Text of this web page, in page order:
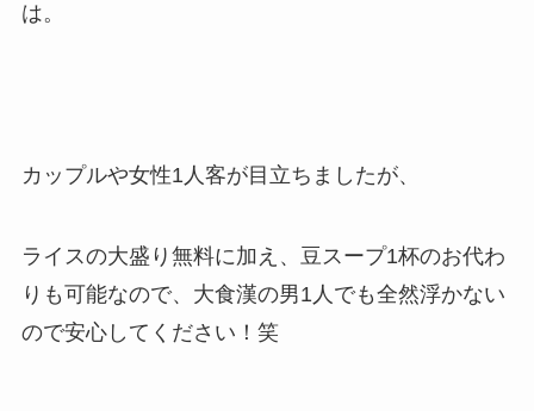
は。
カップルや女性1人客が目立ちましたが、
ライスの大盛り無料に加え、豆スープ1杯のお代わ
りも可能なので、大食漢の男1人でも全然浮かない
ので安心してください！笑